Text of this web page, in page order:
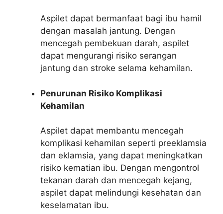
Aspilet dapat bermanfaat bagi ibu hamil
dengan masalah jantung. Dengan
mencegah pembekuan darah, aspilet
dapat mengurangi risiko serangan
jantung dan stroke selama kehamilan.
Penurunan Risiko Komplikasi
Kehamilan
Aspilet dapat membantu mencegah
komplikasi kehamilan seperti preeklamsia
dan eklamsia, yang dapat meningkatkan
risiko kematian ibu. Dengan mengontrol
tekanan darah dan mencegah kejang,
aspilet dapat melindungi kesehatan dan
keselamatan ibu.